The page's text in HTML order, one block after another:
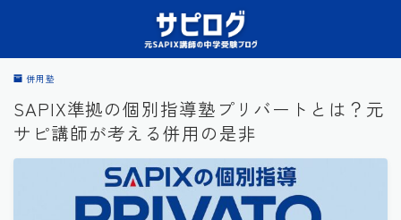
併用塾
SAPIX準拠の個別指導塾プリバートとは？元
サピ講師が考える併用の是非